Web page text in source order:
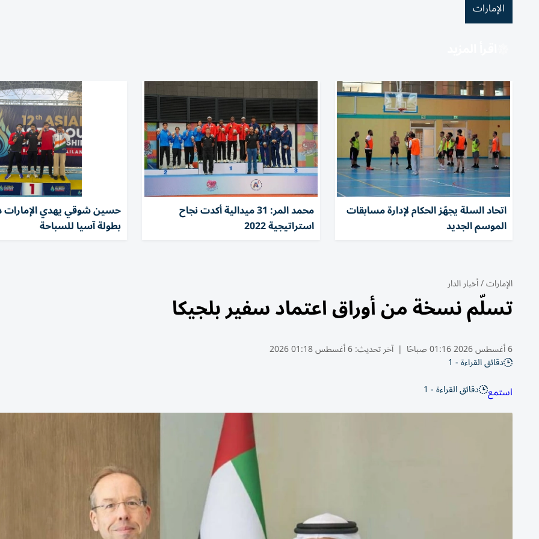
الإمارات
اتحاد السلة يجهّز الحكام لإدارة مسابقات
الموسم الجديد
محمد المر: 31 ميدالية أكدت نجاح
استراتيجية 2022
حسين شوقي يهدي الإمارات
بطولة آسيا للسباحة
الإمارات/أخبار الدار
تسلّم نسخة من أوراق اعتماد سفير بلجيكا
6 أغسطس 2026 01:16 صباحًا | آخر تحديث:6 أغسطس 01:18 2026
دقائق القراءة - 1
استمع دقائق القراءة - 1